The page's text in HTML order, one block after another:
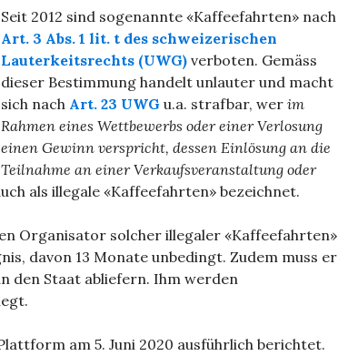
Seit 2012 sind sogenannte «Kaffeefahrten» nach
Art. 3 Abs. 1 lit. t des schweizerischen
Lauterkeitsrechts (UWG) verboten. Gemäss
dieser Bestimmung handelt unlauter und macht
sich nach Art. 23 UWG u.a. strafbar, wer im
Rahmen eines Wettbewerbs oder einer Verlosung
einen Gewinn verspricht, dessen Einlösung an die
Teilnahme an einer Verkaufsveranstaltung oder
als illegale «Kaffeefahrten» bezeichnet.
Organisator solcher illegaler «Kaffeefahrten»
davon 13 Monate unbedingt. Zudem muss er
den Staat abliefern. Ihm werden
am 5. Juni 2020 ausführlich berichtet.